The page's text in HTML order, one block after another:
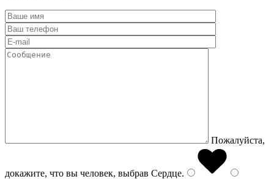
Пожалуйста,
докажите, что вы человек, выбрав Сердце.